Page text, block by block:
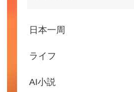
日本一周
ライフ
AI小説